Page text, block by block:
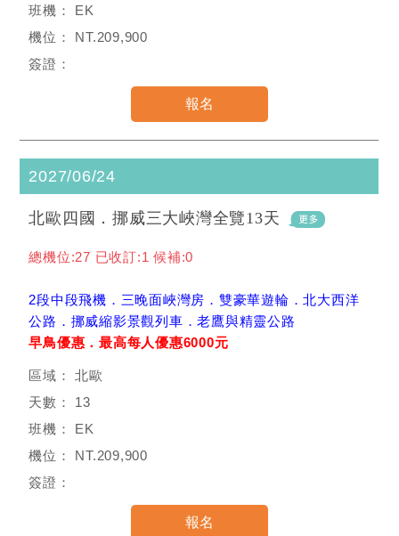
EK
NT.209,900
2027/06/24
北歐四國．挪威三大峽灣全覽13天
總機位:27 已收訂:1 候補:0
2段中段飛機．三晚面峽灣房．雙豪華遊輪．北大西洋
公路．挪威縮影景觀列車．老鷹與精靈公路
早鳥優惠．最高每人優惠6000元
北歐
13
EK
NT.209,900